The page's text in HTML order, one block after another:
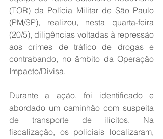
(TOR) da Polícia Militar de São Paulo
(PM/SP), realizou, nesta quarta-feira
(20/5), diligências voltadas à repressão
aos crimes de tráfico de drogas e
contrabando, no âmbito da Operação
Impacto/Divisa.
Durante a ação, foi identificado e
abordado um caminhão com suspeita
de transporte de ilícitos. Na
fiscalização, os policiais localizaram,